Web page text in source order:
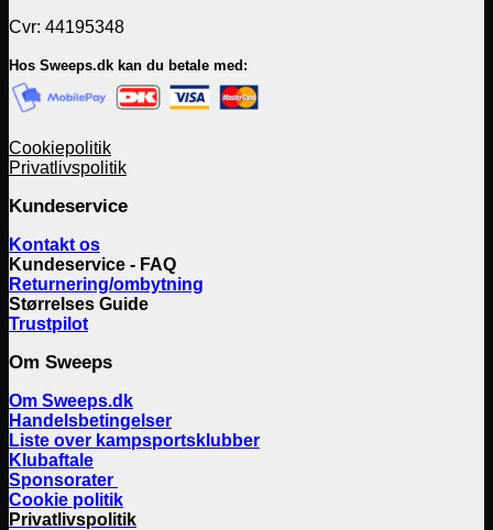
Cvr: 44195348
Hos Sweeps.dk kan du betale med:
Cookiepolitik
Privatlivspolitik
Kundeservice
Kontakt os
Kundeservice - FAQ
Returnering/ombytning
Størrelses Guide
Trustpilot
Om Sweeps
Om Sweeps.dk
Handelsbetingelser
Liste over kampsportsklubber
Klubaftale
Sponsorater
Cookie politik
Privatlivspolitik